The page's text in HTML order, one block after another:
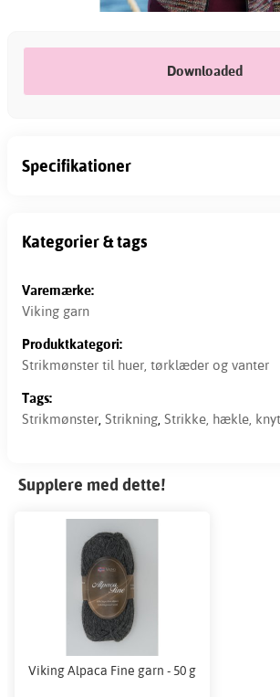
Downloaded
Specifikationer
Kategorier & tags
Varemærke:
Viking garn
Produktkategori:
Strikmønster til huer, tørklæder og vanter
Tags:
Strikmønster, Strikning, Strikke, hækle,
Supplere med dette!
Viking Alpaca Fine garn - 50 g